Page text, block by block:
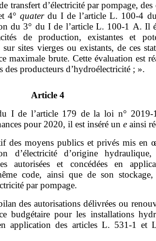
transfert d’électricité par pompage,
4° quaterdu I de l’article L. 100‑4
du 3° du I de l’article L. 100‑1 A. Il
de production, existantes et
sites vierges ou existants, de ces
maximale brute. Cette évaluation est
des producteurs d’hydroélectricité ; ».
Article 4
I de l’article 179 de la loi n°
pour 2020, il est inséré une ainsi
des moyens publics et privés mis en
d’électricité d’origine
autorisées et concédées en
code, ainsi que de son stockage,
par pompage.
des autorisations délivrées ou
budgétaire pour les installations
application des articles L. 531‑1 et